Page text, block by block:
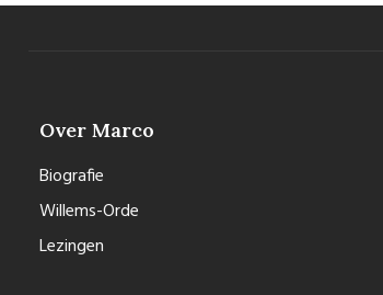
Over Marco
Biografie
Willems-Orde
Lezingen